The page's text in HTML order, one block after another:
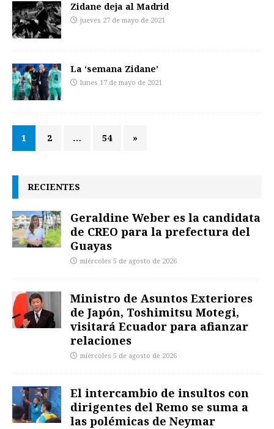
Zidane deja al Madrid
jueves 27 de mayo de 2021
La ‘semana Zidane’
lunes 17 de mayo de 2021
1 2 … 54 »
RECIENTES
Geraldine Weber es la candidata
de CREO para la prefectura del
Guayas
miércoles 5 de agosto de 2026
Ministro de Asuntos Exteriores
de Japón, Toshimitsu Motegi,
visitará Ecuador para afianzar
relaciones
miércoles 5 de agosto de 2026
El intercambio de insultos con
dirigentes del Remo se suma a
las polémicas de Neymar